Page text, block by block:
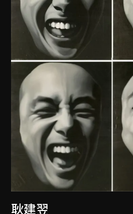
耿建翌